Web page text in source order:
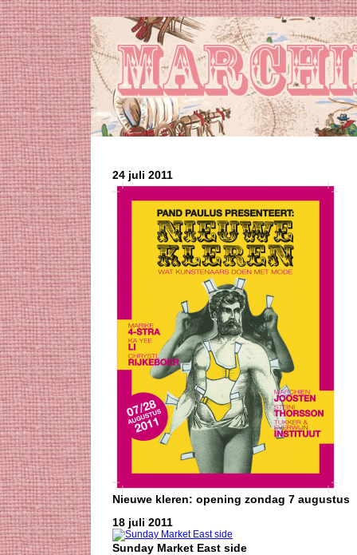
24 juli 2011
Nieuwe kleren: opening zondag 7 augustus
18 juli 2011
Sunday Market East side